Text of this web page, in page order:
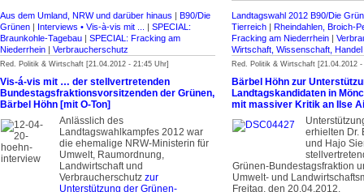
Aus dem Umland, NRW und darüber hinaus | B90/Die
Grünen | Interviews • Vis-à-vis mit ... | SPECIAL:
Braunkohle-Tagebau | SPECIAL: Fracking am
Niederrhein | Verbraucherschutz
Red. Politik & Wirtschaft [21.04.2012 - 21:45 Uhr]
Vis-á-vis mit … der stellvertretenden
Bundestagsfraktionsvorsitzenden der Grünen,
Bärbel Höhn [mit O-Ton]
Anlässlich des
Landtagswahlkampfes 2012 war
die ehemalige NRW-Ministerin für
Umwelt, Raumordnung,
Landwirtschaft und
Verbraucherschutz zur
Unterstützung der Grünen-
Landtagswahl 2012 B90/Die
Tierreich | Rheindahlen, Broich-
Fracking am Niederrhein |
Wirtschaft, Wissenschaft,
Red. Politik & Wirtschaft [21.04.2012
Bärbel Höhn zur
Landtagskandidaten in
mit massiver Kritik an Ilse
erhielten Dr.
und Hajo
Grünen-Bundestagsfraktion
Umwelt- und
Freitag, den 20.04.2012.